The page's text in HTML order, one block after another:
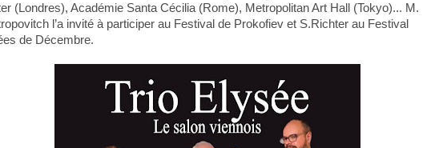
(Londres), Académie Santa Cécilia (Rome), Metropolitan Art Hall (Tokyo)... M.
l’a invité à participer au Festival de Prokofiev et S.Richter au Festival
de Décembre.